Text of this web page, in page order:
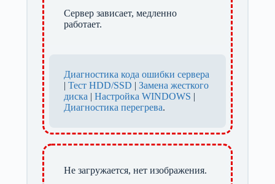
Сервер зависает, медленно
работает.
Диагностика кода ошибки сервера
| Тест HDD/SSD | Замена жесткого
диска | Настройка WINDOWS |
Диагностика перегрева.
Не загружается, нет изображения.